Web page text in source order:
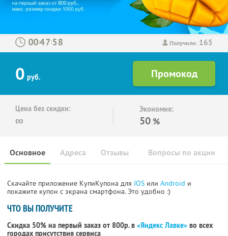
Получили: 165
: :
0 руб.
Цена без скидки:
∞
Экономия:
50 %
Основное Отзывы Вопросы по акции
Адреса
Скачайте приложение КупиКупона для IOS или Android и
покажите купон с экрана смартфона. Это удобно :)
ЧТО ВЫ ПОЛУЧИТЕ
Скидка 50% на первый заказ от 800р. в «Яндекс Лавке» во всех
городах присутствия сервиса